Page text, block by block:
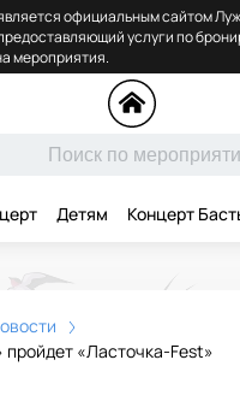
официальным сайтом
услуги по
мероприятия.
Детям Концерт
пройдет «Ласточка-Fest»